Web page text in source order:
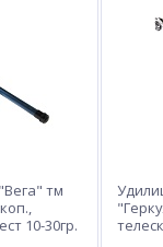
тм
10-30гр.